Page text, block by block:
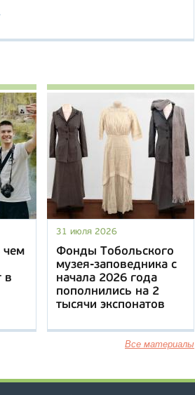
чем
в
31 июля 2026
Фонды Тобольского
музея-заповедника с
начала 2026 года
пополнились на 2
тысячи экспонатов
Все материалы